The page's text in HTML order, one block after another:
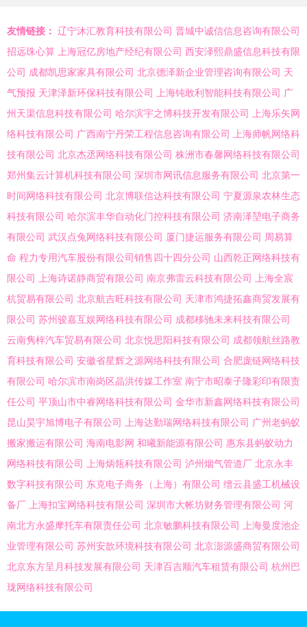
友情链接： 辽宁沐汇教育科技有限公司 晋城中诚信信息咨询有限公司
招远珠心算
上海冠亿房地产经纪有限公司 西安泽熙鼎盛信息科技有限
公司 成都凯思家家具有限公司 北京德泽新企业管理咨询有限公司 天
气预报 天津泽新环保科技有限公司 上海钝敢利智能科技有限公司 广
州天渠信息科技有限公司 哈尔滨宇之博科技开发有限公司
上海乐矢网
络科技有限公司 广西南宁丹荣工程信息咨询有限公司
上海师帆网络科
技有限公司 北京杰丞网络科技有限公司 株洲市春馨网络科技有限公司
郑州集云计算机科技有限公司 深圳市网讯信息服务有限公司 北京第一
时间网络科技有限公司 北京博联信达科技有限公司 宁夏源泉农林生态
科技有限公司 哈尔滨丰华自动化门控科技有限公司 济南泽堃电子商务
有限公司 武汉点兔网络科技有限公司 厦门捷运服务有限公司
周易算
命 程力专用汽车股份有限公司销售四十四分公司 山西乾正网络科技有
限公司
上海诗诺静商贸有限公司 南京弗雷云科技有限公司
上海全宸
杭贸易有限公司 北京航吉旺科技有限公司 天津市鸿捷拓鑫商贸发展有
限公司 苏州骏嘉互娱网络科技有限公司 成都移驰未来科技有限公司
云南隽梓汽车贸易有限公司 北京悦思阳科技有限公司 成都领航丝路教
育科技有限公司 安徽省星辉之源网络科技有限公司 合肥庞链网络科技
有限公司 哈尔滨市南岗区晶洪传媒工作室 南宁市昭泰子隆彩印有限责
任公司 平顶山市中睿网络科技有限公司 金华市新鑫网络科技有限公司
昆山昊宇旭博电子有限公司
上海达勤瑞网络科技有限公司 广州老蚂蚁
搬家搬运有限公司 海南电影网 和曦新能源有限公司 惠东县蚂蚁动力
网络科技有限公司
上海炳瓴科技有限公司 泸州烟气管道厂 北京永丰
数字科技有限公司 东克电子商务（上海）有限公司 缙云县盛工机械设
备厂
上海扣宝网络科技有限公司 深圳市大帐坊财务管理有限公司 河
南北方永盛摩托车有限责任公司 北京敏鹏科技有限公司
上海曼度池企
业管理有限公司 苏州安歆环境科技有限公司 北京澎源盛商贸有限公司
北京东方呈月科技发展有限公司 天津百吉顺汽车租赁有限公司 杭州巴
珑网络科技有限公司